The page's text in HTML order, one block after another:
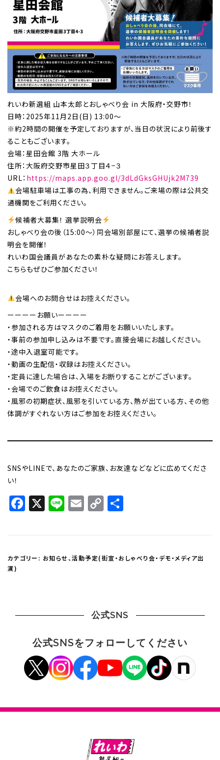
れいわ新選組 山本太郎とおしゃべり会 in 大阪府・交野市！
日時：2025年11月2日(日) 13:00～
※約2時間の開催を予定しておりますが、当日の状況により前後す
ることもございます。
会場：星田会館 3階 大ホール
住所：大阪府交野市星田３丁目４−３
URL： https://maps.app.goo.gl/3dLdGksGHUjk2M739
会場駐車場は工事の為、利用できません。ご来場の際は公共交
通機関をご利用ください。
候補者大募集！ 選挙説明会
おしゃべり会の後（15:00〜）同会場別部屋にて、選挙の候補者説
明会を開催！
れいわ国会議員があなたの素朴な疑問にお答えします。
こちらもぜひご参加ください！
会場へのお問合せはお控えください。
ーーーーお願いーーーー
・参加される方はマスクのご着用をお願いいたします。
・事前の参加申し込みは不要です。直接会場にお越しください。
・途中入退室可能です。
・動画の生配信・収録はお控えください。
・定員に達した場合は、入場をお断りすることがございます。
・会場でのご飲食はお控えください。
・風邪の初期症状、風邪を引いている方、熱が出ている方、その他
体調がすぐれない方はご参加をお控えください。
SNSやLINEで、あなたのご家族、お友達などなどに広めてくださ
い！
Facebook
X LineEmail
Copy
Link
カテゴリー: お知らせ、活動予定(街宣・おしゃべり会・デモ・メディア出
演)
公式SNS
公式SNSをフォローしてください